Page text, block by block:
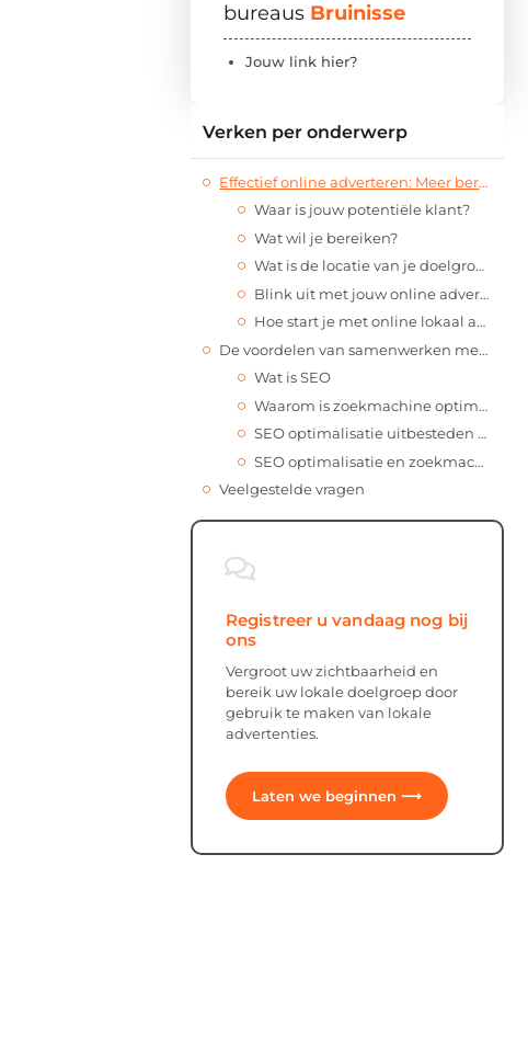
bureaus Bruinisse
Jouw link hier?
Verken per onderwerp
Effectief online adverteren: Meer bereik en conversie
Waar is jouw potentiële klant?
Wat wil je bereiken?
Wat is de locatie van je doelgroep?
Blink uit met jouw online advertentie
Hoe start je met online lokaal adverteren?
De voordelen van samenwerken met een SEO bureau
Wat is SEO
Waarom is zoekmachine optimalisatie belangrijk voor jouw bedrijf
SEO optimalisatie uitbesteden aan online marketing bureau
SEO optimalisatie en zoekmachine marketing in Bruinisse uitbesteden
Veelgestelde vragen
Registreer u vandaag nog bij
ons
Vergroot uw zichtbaarheid en
bereik uw lokale doelgroep door
gebruik te maken van lokale
advertenties.
Laten we beginnen ⟶